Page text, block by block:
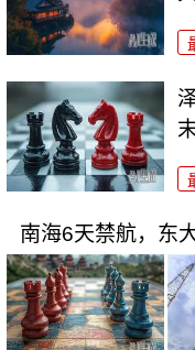
南海6天禁航，东